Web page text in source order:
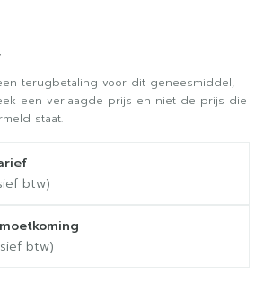
terugbetaling voor dit geneesmiddel,
een verlaagde prijs en niet de prijs die
staat.
btw)
btw)